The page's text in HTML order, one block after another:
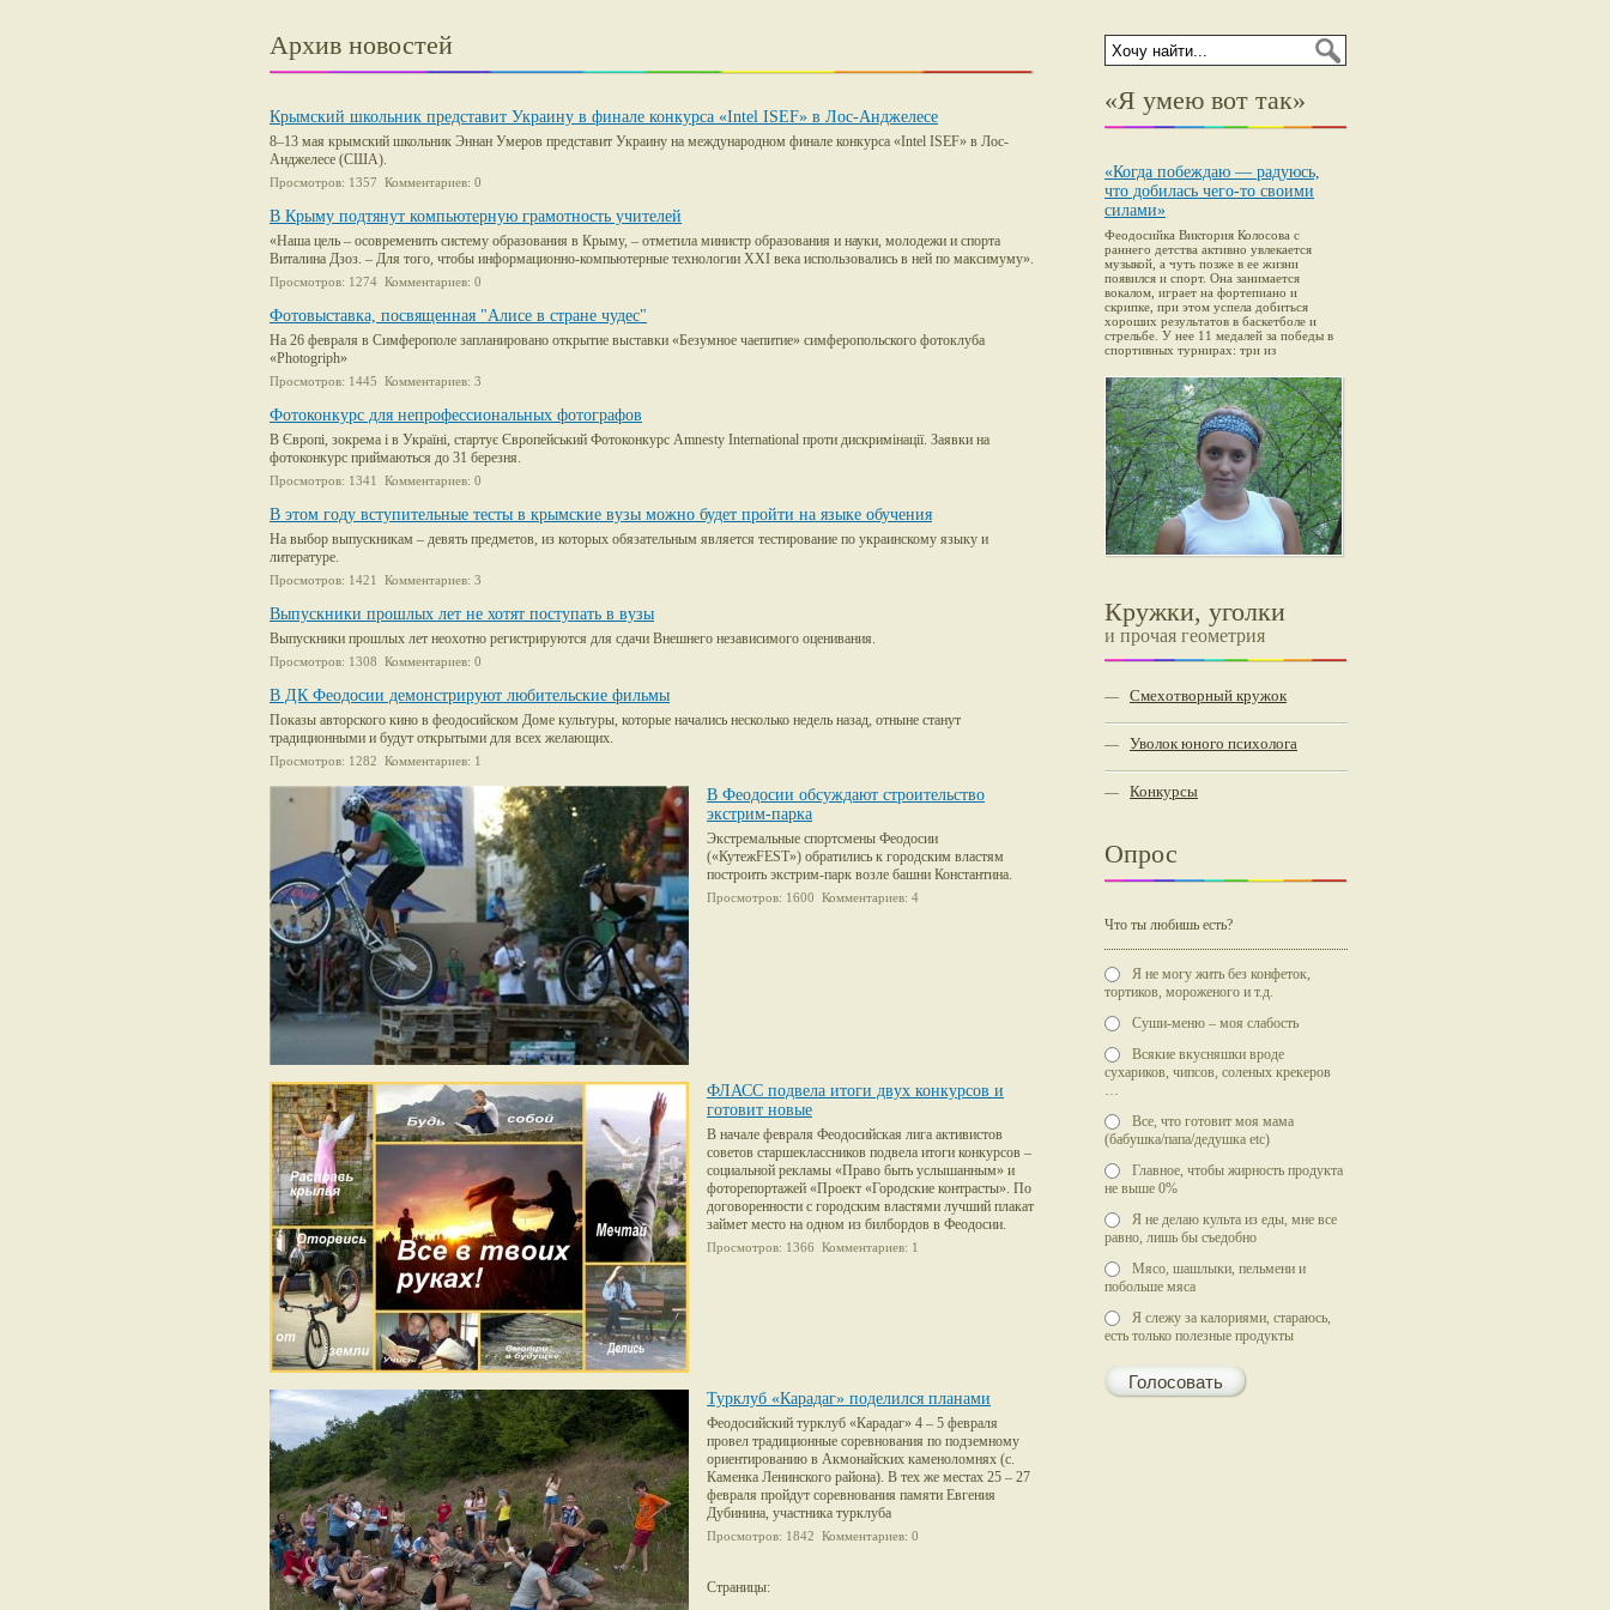
Архив новостей
Крымский школьник представит Украину в финале конкурса «Intel ISEF» в Лос-Анджелесе
8–13 мая крымский школьник Эннан Умеров представит Украину на международном финале конкурса «Intel ISEF» в Лос-
Анджелесе (США).
Просмотров: 1357 Комментариев: 0
В Крыму подтянут компьютерную грамотность учителей
«Наша цель – осовременить систему образования в Крыму, – отметила министр образования и науки, молодежи и спорта
Виталина Дзоз. – Для того, чтобы информационно-компьютерные технологии XXI века использовались в ней по максимуму».
Просмотров: 1274 Комментариев: 0
Фотовыставка, посвященная "Алисе в стране чудес"
На 26 февраля в Симферополе запланировано открытие выставки «Безумное чаепитие» симферопольского фотоклуба
«Photogriph»
Просмотров: 1445 Комментариев: 3
Фотоконкурс для непрофессиональных фотографов
В Європі, зокрема і в Україні, стартує Європейський Фотоконкурс Amnesty International проти дискримінації. Заявки на
фотоконкурс приймаються до 31 березня.
Просмотров: 1341 Комментариев: 0
В этом году вступительные тесты в крымские вузы можно будет пройти на языке обучения
На выбор выпускникам – девять предметов, из которых обязательным является тестирование по украинскому языку и
литературе.
Просмотров: 1421 Комментариев: 3
Выпускники прошлых лет не хотят поступать в вузы
Выпускники прошлых лет неохотно регистрируются для сдачи Внешнего независимого оценивания.
Просмотров: 1308 Комментариев: 0
В ДК Феодосии демонстрируют любительские фильмы
Показы авторского кино в феодосийском Доме культуры, которые начались несколько недель назад, отныне станут
традиционными и будут открытыми для всех желающих.
Просмотров: 1282 Комментариев: 1
В Феодосии обсуждают строительство
экстрим-парка
Экстремальные спортсмены Феодосии
(«КутежFEST») обратились к городским властям
построить экстрим-парк возле башни Константина.
Просмотров: 1600 Комментариев: 4
ФЛАСС подвела итоги двух конкурсов и
готовит новые
В начале февраля Феодосийская лига активистов
советов старшеклассников подвела итоги конкурсов –
социальной рекламы «Право быть услышанным» и
фоторепортажей «Проект «Городские контрасты». По
договоренности с городским властями лучший плакат
займет место на одном из билбордов в Феодосии.
Просмотров: 1366 Комментариев: 1
Турклуб «Карадаг» поделился планами
Феодосийский турклуб «Карадаг» 4 – 5 февраля
провел традиционные соревнования по подземному
ориентированию в Акмонайских каменоломнях (с.
Каменка Ленинского района). В тех же местах 25 – 27
февраля пройдут соревнования памяти Евгения
Дубинина, участника турклуба
Просмотров: 1842 Комментариев: 0
Страницы:
«Я умею вот так»
«Когда побеждаю — радуюсь,
что добилась чего-то своими
силами»
Феодосийка Виктория Колосова с
раннего детства активно увлекается
музыкой, а чуть позже в ее жизни
появился и спорт. Она занимается
вокалом, играет на фортепиано и
скрипке, при этом успела добиться
хороших результатов в баскетболе и
стрельбе. У нее 11 медалей за победы в
спортивных турнирах: три из
Кружки, уголки
и прочая геометрия
— Смехотворный кружок
— Уволок юного психолога
— Конкурсы
Опрос
Что ты любишь есть?
Я не могу жить без конфеток,
тортиков, мороженого и т.д.
Суши-меню – моя слабость
Всякие вкусняшки вроде
сухариков, чипсов, соленых крекеров
…
Все, что готовит моя мама
(бабушка/папа/дедушка etc)
Главное, чтобы жирность продукта
не выше 0%
Я не делаю культа из еды, мне все
равно, лишь бы съедобно
Мясо, шашлыки, пельмени и
побольше мяса
Я слежу за калориями, стараюсь,
есть только полезные продукты
Голосовать